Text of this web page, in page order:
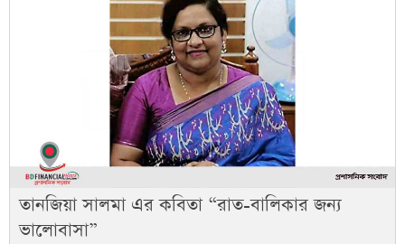
তানজিয়া সালমা এর কবিতা “রাত-বালিকার জন্য
ভালোবাসা”